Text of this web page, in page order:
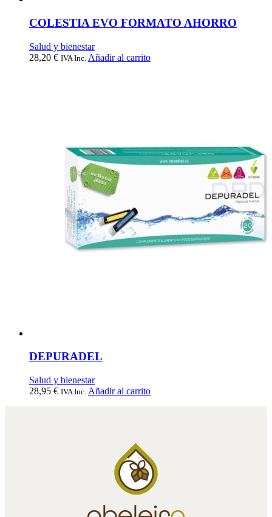
COLESTIA EVO FORMATO AHORRO
Salud y bienestar
28,20 € IVA Inc. Añadir al carrito
DEPURADEL
Salud y bienestar
28,95 € IVA Inc. Añadir al carrito